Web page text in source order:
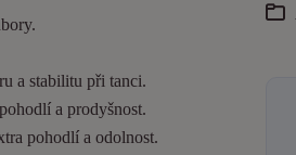
a stabilitu při tanci.
a prodyšnost.
pohodlí a odolnost.